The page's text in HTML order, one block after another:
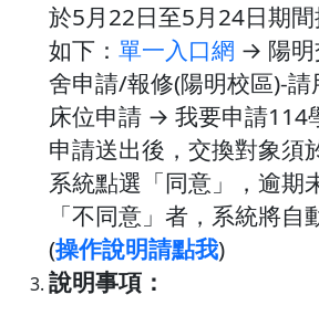
於5月22日至5月24日期
如下： 單一入口網 → 陽
舍申請/報修(陽明校區)-
床位申請 → 我要申請114
申請送出後，交換對象須
系統點選「同意」，逾期
「不同意」者，系統將自
(操作說明請點我)
說明事項：